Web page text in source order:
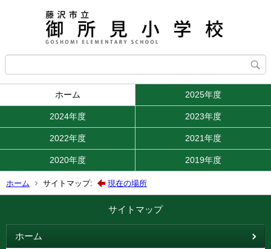
ホーム 2025年度
2024年度 2023年度
2022年度 2021年度
2020年度 2019年度
ホーム サイトマップ: 現在の場所
サイトマップ
ホーム